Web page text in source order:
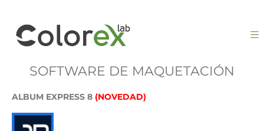
SOFTWARE DE MAQUETACIÓN
ALBUM EXPRESS 8 (NOVEDAD)